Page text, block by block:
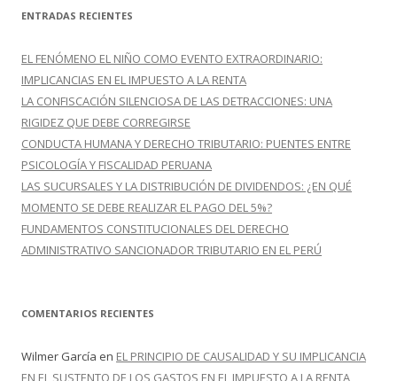
c
r
:
ENTRADAS RECIENTES
EL FENÓMENO EL NIÑO COMO EVENTO EXTRAORDINARIO:
IMPLICANCIAS EN EL IMPUESTO A LA RENTA
LA CONFISCACIÓN SILENCIOSA DE LAS DETRACCIONES: UNA
RIGIDEZ QUE DEBE CORREGIRSE
CONDUCTA HUMANA Y DERECHO TRIBUTARIO: PUENTES ENTRE
PSICOLOGÍA Y FISCALIDAD PERUANA
LAS SUCURSALES Y LA DISTRIBUCIÓN DE DIVIDENDOS: ¿EN QUÉ
MOMENTO SE DEBE REALIZAR EL PAGO DEL 5%?
FUNDAMENTOS CONSTITUCIONALES DEL DERECHO
ADMINISTRATIVO SANCIONADOR TRIBUTARIO EN EL PERÚ
COMENTARIOS RECIENTES
Wilmer García en EL PRINCIPIO DE CAUSALIDAD Y SU IMPLICANCIA
EN EL SUSTENTO DE LOS GASTOS EN EL IMPUESTO A LA RENTA